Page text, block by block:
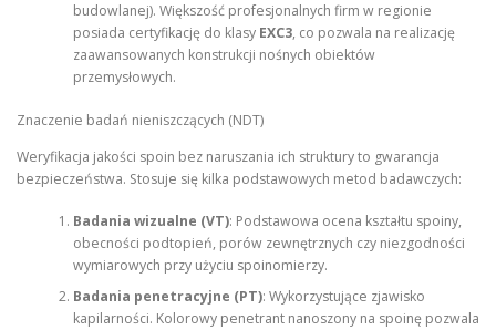
budowlanej). Większość profesjonalnych firm w regionie
posiada certyfikację do klasy EXC3, co pozwala na realizację
zaawansowanych konstrukcji nośnych obiektów
przemysłowych.
Znaczenie badań nieniszczących (NDT)
Weryfikacja jakości spoin bez naruszania ich struktury to gwarancja
bezpieczeństwa. Stosuje się kilka podstawowych metod badawczych:
Badania wizualne (VT): Podstawowa ocena kształtu spoiny,
obecności podtopień, porów zewnętrznych czy niezgodności
wymiarowych przy użyciu spoinomierzy.
Badania penetracyjne (PT): Wykorzystujące zjawisko
kapilarności. Kolorowy penetrant nanoszony na spoinę pozwala